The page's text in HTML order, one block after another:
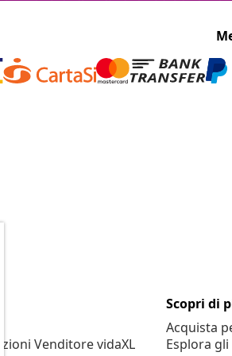
Venditore vidaXL
Scopri di
Acquista
Esplora